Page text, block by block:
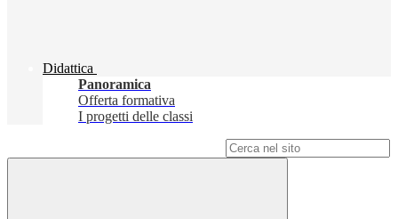
Didattica
Panoramica
Offerta formativa
I progetti delle classi